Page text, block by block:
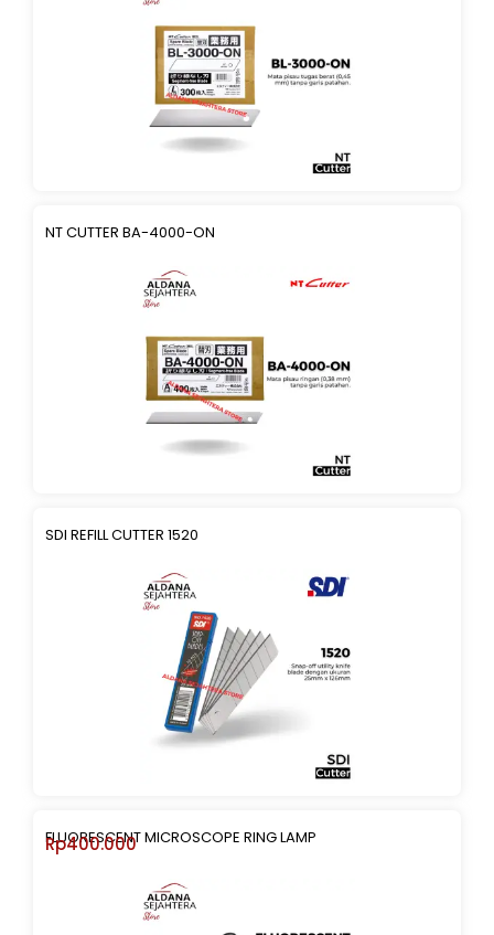
NT CUTTER BA-4000-ON
SDI REFILL CUTTER 1520
FLUORESCENT MICROSCOPE RING LAMP
Rp400.000